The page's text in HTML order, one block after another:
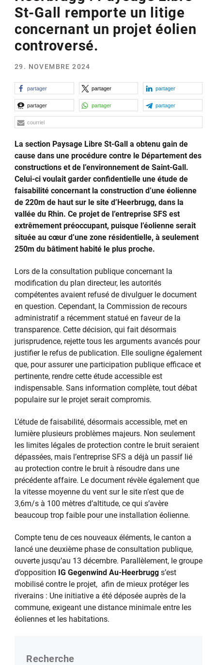
St-Gall remporte un litige
concernant un projet éolien
controversé.
29. NOVEMBRE 2024
partager partager partager
partager partager partager
courriel
La section Paysage Libre St-Gall a obtenu gain de
cause dans une procédure contre le Département des
constructions et de l’environnement de Saint-Gall.
Celui-ci voulait garder confidentielle une étude de
faisabilité concernant la construction d’une éolienne
de 220m de haut sur le site d’Heerbrugg, dans la
vallée du Rhin. Ce projet de l’entreprise SFS est
extrêmement préoccupant, puisque l’éolienne serait
située au cœur d’une zone résidentielle, à seulement
250m du bâtiment habité le plus proche.
Lors de la consultation publique concernant la
modification du plan directeur, les autorités
compétentes avaient refusé de divulguer le document
en question. Cependant, la Commission de recours
administratif a récemment statué en faveur de la
transparence. Cette décision, qui fait désormais
jurisprudence, rejette tous les arguments avancés pour
justifier le refus de publication. Elle souligne également
que, pour assurer une participation publique efficace et
pertinente, rendre cette étude accessible est
indispensable. Sans information complète, tout débat
populaire sur le projet serait compromis.
L’étude de faisabilité, désormais accessible, met en
lumière plusieurs problèmes majeurs. Non seulement
les limites légales de protection contre le bruit seraient
dépassées, mais l’entreprise SFS a déjà un passif lié
au protection contre le bruit à résoudre dans une
précédente affaire. Le document révèle également que
la vitesse moyenne du vent sur le site n’est que de
3,6m/s à 100 mètres d’altitude, ce qui s’avère
beaucoup trop faible pour une installation éolienne.
Compte tenu de ces nouveaux éléments, le canton a
lancé une deuxième phase de consultation publique,
ouverte jusqu’au 13 décembre. Parallèlement, le groupe
d’opposition IG Gegenwind Au-Heerbrugg s’est
mobilisé contre le projet, afin de mieux protéger les
riverains : Une initiative a été déposée auprès de la
commune, exigeant une distance minimale entre les
éoliennes et les habitations.
Recherche